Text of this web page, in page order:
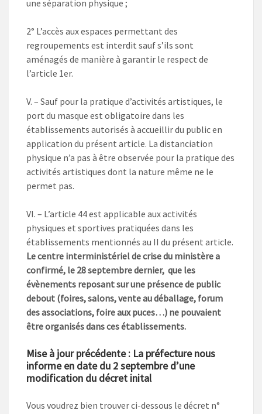
une séparation physique ;
2° L’accès aux espaces permettant des
regroupements est interdit sauf s’ils sont
aménagés de manière à garantir le respect de
l’article 1er.
V. – Sauf pour la pratique d’activités artistiques, le
port du masque est obligatoire dans les
établissements autorisés à accueillir du public en
application du présent article. La distanciation
physique n’a pas à être observée pour la pratique des
activités artistiques dont la nature même ne le
permet pas.
VI. – L’article 44 est applicable aux activités
physiques et sportives pratiquées dans les
établissements mentionnés au II du présent article.
Le centre interministériel de crise du ministère a
confirmé, le 28 septembre dernier, que les
évènements reposant sur une présence de public
debout (foires, salons, vente au déballage, forum
des associations, foire aux puces…) ne pouvaient
être organisés dans ces établissements.
Mise à jour précédente : La préfecture nous
informe en date du 2 septembre d’une
modification du décret inital
Vous voudrez bien trouver ci-dessous le décret n°